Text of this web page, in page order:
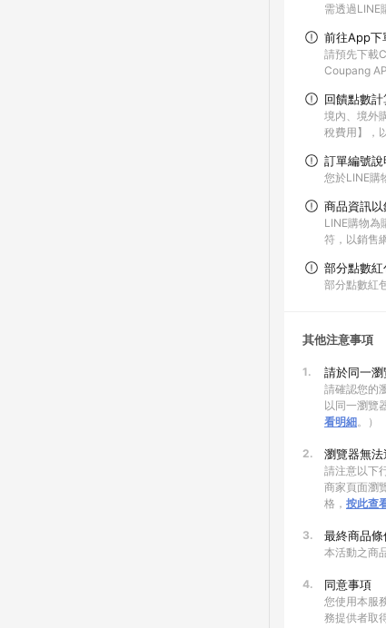
需透過LINE
前往App下
請預先下載
Coupang
回饋點數計
境內、境外
稅費用】，
訂單編號說
您於LINE購
商品資訊
LINE購物為
符，以銷售
部分點數
部分點數紅
其他注意事項
1. 請於同一
請確認您的
以同一瀏覽
看明細。）
2. 瀏覽器無
請注意以下
商家頁面瀏
格， 按此查
3. 最終商品
本活動之商
4. 同意事項
您使用本服
務提供者取